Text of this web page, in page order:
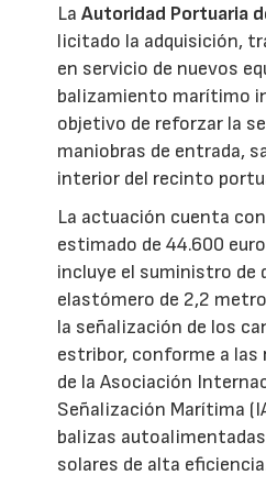
LaAutoridad Portuaria
licitado la adquisición,
en servicio de nuevos
balizamiento marítimo
objetivo de reforzar la
maniobras de entrada,
interior del recinto
La actuación cuenta
estimado de 44.600
incluye el suministro de
elastómero de 2,2
la señalización de los
estribor, conforme a las
de la Asociación
Señalización Marítima
balizas
solares de alta